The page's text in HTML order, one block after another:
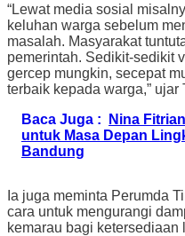
“Lewat media sosial
keluhan warga sebelum
masalah. Masyarakat
pemerintah. Sedikit-sedikit
gercep mungkin, secepat
terbaik kepada warga,” ujar
Baca Juga :
Nina
untuk Masa Depan
Bandung
Ia juga meminta Perumda
cara untuk mengurangi
kemarau bagi ketersediaan